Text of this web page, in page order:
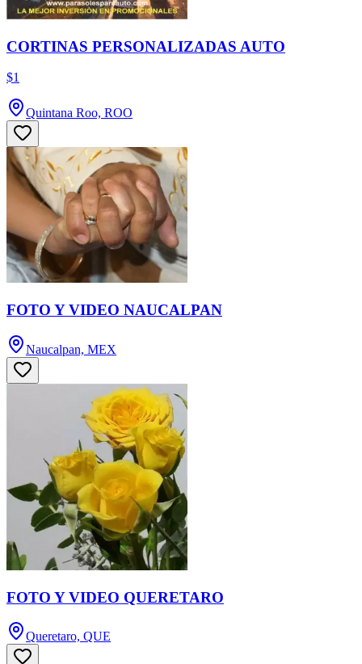
CORTINAS PERSONALIZADAS AUTO
$1
Quintana Roo, ROO
FOTO Y VIDEO NAUCALPAN
Naucalpan, MEX
FOTO Y VIDEO QUERETARO
Queretaro, QUE